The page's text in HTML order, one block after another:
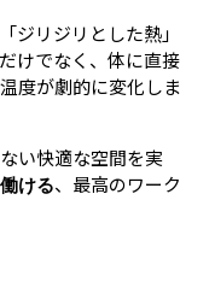
ジリジリとした熱」
けでなく、体に直接
度が劇的に変化しま
い快適な空間を実
ける、最高のワーク